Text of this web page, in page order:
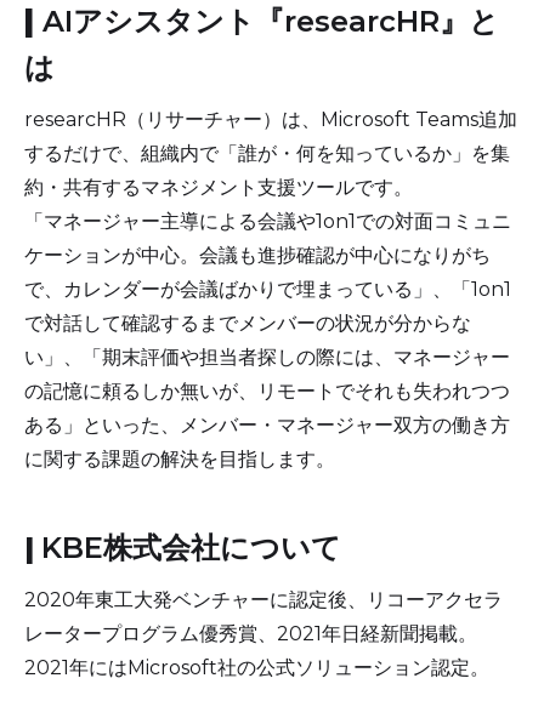
AIアシスタント『researcHR』と
は
researcHR（リサーチャー）は、Microsoft Teams追加
するだけで、組織内で「誰が・何を知っているか」を集
約・共有するマネジメント支援ツールです。
「マネージャー主導による会議や1on1での対面コミュニ
ケーションが中心。会議も進捗確認が中心になりがち
で、カレンダーが会議ばかりで埋まっている」、「1on1
で対話して確認するまでメンバーの状況が分からな
い」、「期末評価や担当者探しの際には、マネージャー
の記憶に頼るしか無いが、リモートでそれも失われつつ
ある」といった、メンバー・マネージャー双方の働き方
に関する課題の解決を目指します。
| KBE株式会社について
2020年東工大発ベンチャーに認定後、リコーアクセラ
レータープログラム優秀賞、2021年日経新聞掲載。
2021年にはMicrosoft社の公式ソリューション認定。